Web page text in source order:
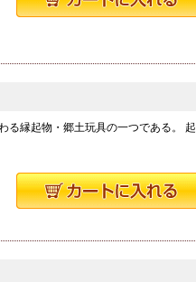
る縁起物・郷土玩具の一つである。 起